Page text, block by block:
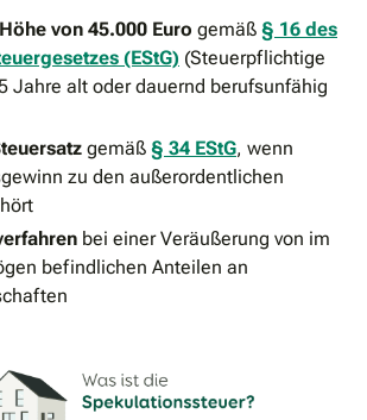
von 45.000 Euro gemäß § 16 des
(EStG) (Steuerpflichtige
Jahre alt oder dauernd berufsunfähig
gemäß § 34 EStG, wenn
zu den außerordentlichen
bei einer Veräußerung von im
befindlichen Anteilen an